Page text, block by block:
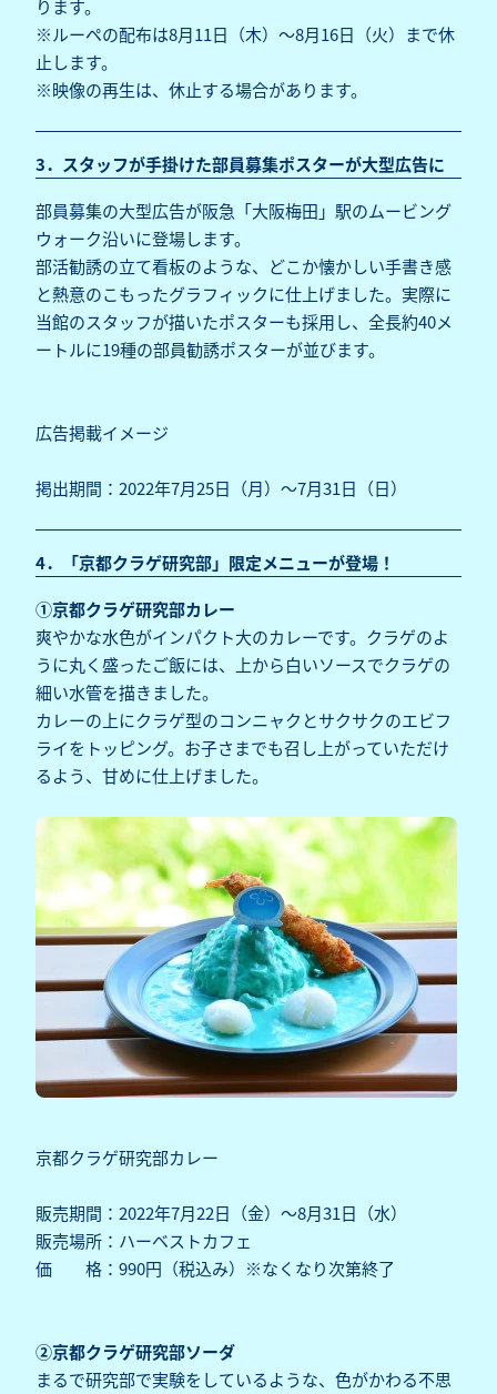
ります。
※ルーペの配布は8月11日（木）～8月16日（火）まで休
止します。
※映像の再生は、休止する場合があります。
3．スタッフが手掛けた部員募集ポスターが大型広告に
部員募集の大型広告が阪急「大阪梅田」駅のムービング
ウォーク沿いに登場します。
部活勧誘の立て看板のような、どこか懐かしい手書き感
と熱意のこもったグラフィックに仕上げました。実際に
当館のスタッフが描いたポスターも採用し、全長約40メ
ートルに19種の部員勧誘ポスターが並びます。
広告掲載イメージ
掲出期間：2022年7月25日（月）～7月31日（日）
4．「京都クラゲ研究部」限定メニューが登場！
①京都クラゲ研究部カレー
爽やかな水色がインパクト大のカレーです。クラゲのよ
うに丸く盛ったご飯には、上から白いソースでクラゲの
細い水管を描きました。
カレーの上にクラゲ型のコンニャクとサクサクのエビフ
ライをトッピング。お子さまでも召し上がっていただけ
るよう、甘めに仕上げました。
京都クラゲ研究部カレー
販売期間：2022年7月22日（金）～8月31日（水）
販売場所：ハーベストカフェ
価 格：990円（税込み）※なくなり次第終了
②京都クラゲ研究部ソーダ
まるで研究部で実験をしているような、色がかわる不思